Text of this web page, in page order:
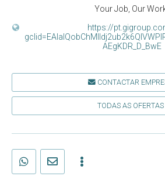
Your Job, Our
https://
AEgKDR_D_BwE
CONTACTAR
TODAS AS OFERTAS